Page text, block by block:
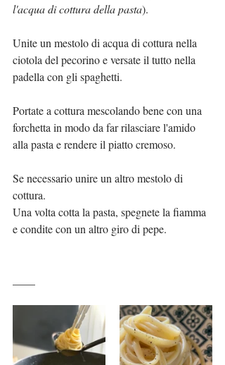
l'acqua di cottura della pasta).
Unite un mestolo di acqua di cottura nella
ciotola del pecorino e versate il tutto nella
padella con gli spaghetti.
Portate a cottura mescolando bene con una
forchetta in modo da far rilasciare l'amido
alla pasta e rendere il piatto cremoso.
Se necessario unire un altro mestolo di
cottura.
Una volta cotta la pasta, spegnete la fiamma
e condite con un altro giro di pepe.